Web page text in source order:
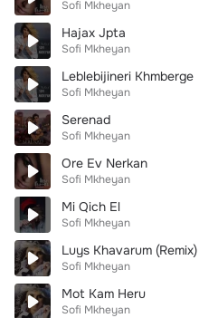
Sofi Mkheyan
Hajax Jpta
Sofi Mkheyan
Leblebijineri Khmberge
Sofi Mkheyan
Serenad
Sofi Mkheyan
Ore Ev Nerkan
Sofi Mkheyan
Mi Qich El
Sofi Mkheyan
Luys Khavarum (Remix)
Sofi Mkheyan
Mot Kam Heru
Sofi Mkheyan